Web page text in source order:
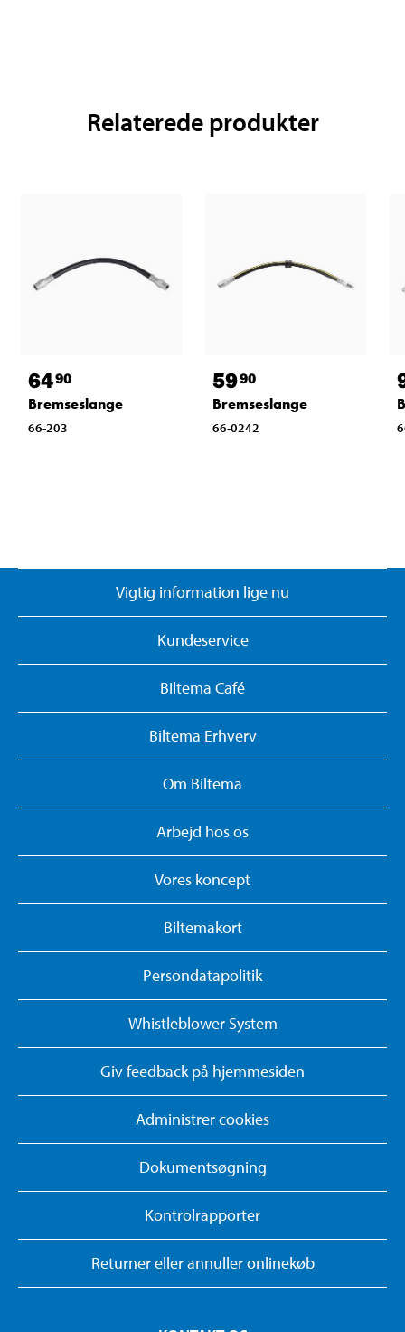
Relaterede produkter
6490
Bremseslange
66-203
5990
Bremseslange
66-0242
Vigtig information lige nu
Kundeservice
Biltema Café
Biltema Erhverv
Om Biltema
Arbejd hos os
Vores koncept
Biltemakort
Persondatapolitik
Whistleblower System
Giv feedback på hjemmesiden
Administrer cookies
Dokumentsøgning
Kontrolrapporter
Returner eller annuller onlinekøb